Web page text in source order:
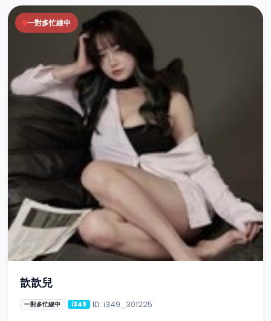
一對多忙線中
歆歆兒
一對多忙線中 i349 ID: i349_301225